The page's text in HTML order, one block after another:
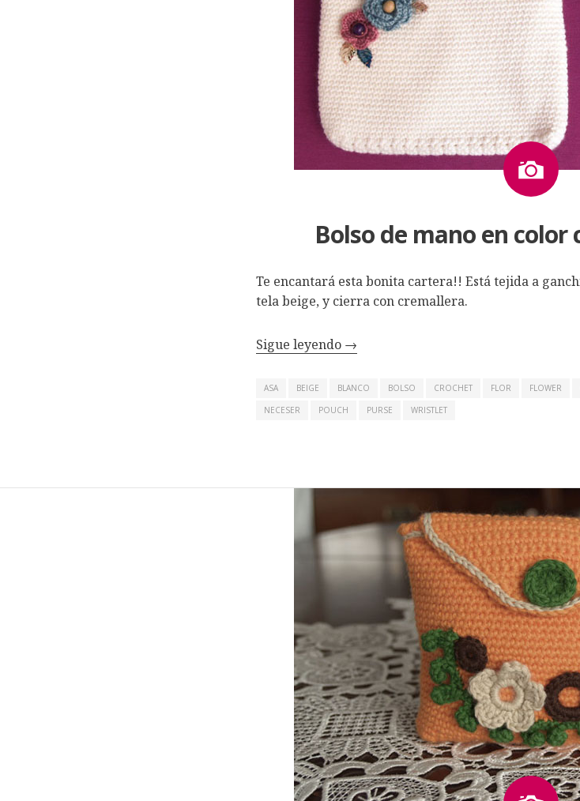
Imagen
Bolso de mano en color
Te encantará esta bonita cartera!! Está tejida a
tela beige, y cierra con cremallera.
Sigue leyendo →
ASA BEIGE BLANCO BOLSO CROCHET FLOR FLOWER
NECESER
POUCH PURSE WRISTLET
Imagen